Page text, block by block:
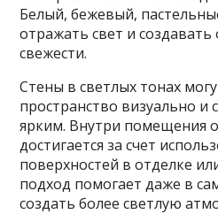
Белый, бежевый,
отражать свет и
свежести.
Стены в светлых тонах
пространство визуально и
ярким. Внутри помещения
достигается за счет
поверхностей в отделке
подход помогает даже в
создать более светлую